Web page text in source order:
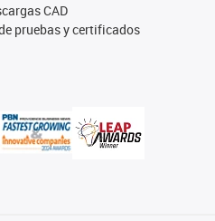
CAD
pruebas y certificados